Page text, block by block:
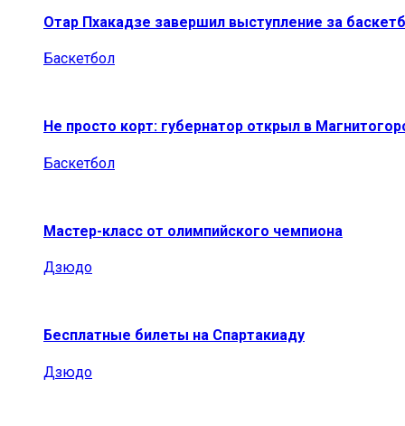
Отар Пхакадзе завершил выступление за
Баскетбол
Не просто корт: губернатор открыл в
Баскетбол
Мастер-класс от олимпийского чемпиона
Дзюдо
Бесплатные билеты на Спартакиаду
Дзюдо